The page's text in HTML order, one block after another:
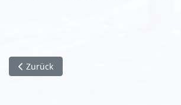
Vorheriger Beitrag: Fair Trade Stadt
Zurück